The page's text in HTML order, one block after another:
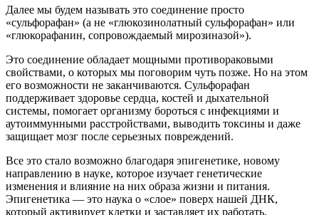
Далее мы будем называть это соединение просто
«сульфорафан» (а не «глюкозинолатный сульфорафан» или
«глюкорафанин, сопровождаемый мирозиназой»).
Это соединение обладает мощными противораковыми
свойствами, о которых мы поговорим чуть позже. Но на этом
его возможности не заканчиваются. Сульфорафан
поддерживает здоровье сердца, костей и дыхательной
системы, помогает организму бороться с инфекциями и
аутоиммунными расстройствами, выводить токсины и даже
защищает мозг после серьезных повреждений.
Все это стало возможно благодаря эпигенетике, новому
направлению в науке, которое изучает генетические
изменения и влияние на них образа жизни и питания.
Эпигенетика — это наука о «слое» поверх нашей ДНК,
который активирует клетки и заставляет их работать.